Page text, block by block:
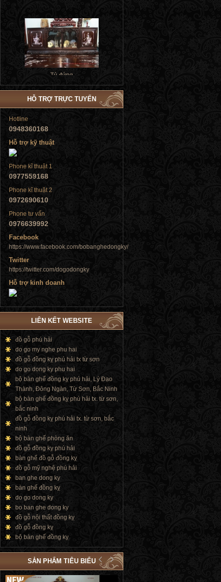
Tủ đứng
Tủ đứng
Tủ đứng
Tủ đứng
Tủ đứng
HỖ TRỢ TRỰC TUYẾN
Hotline
0948360168
Hỗ trợ kỹ thuật
Phone kĩ thuật 1
0977559168
Phone kĩ thuật 2
0972690610
Phone tư vấn
0976639992
Facebook
https://www.facebook.com/bobanghedongky/
Twitter
https://twitter.com/dogodongky
Hỗ trợ kinh doanh
LIÊN KẾT WEBSITE
đồ gỗ phú hải
do go my nghe phu hai
đồ gỗ đồng kỵ phú hải tx từ sơn
do go dong ky phu hai
bộ bàn ghế đồng kỵ phú hải, Lý Đạo
Thành, Đông Ngàn, Từ Sơn, Bắc Ninh
bộ bàn ghế đồng kỵ phú hải tx. từ sơn,
bắc ninh
đồ gỗ đồng kỵ phú hải tx. từ sơn, bắc
ninh
bộ bàn ghế phòng ăn
đồ gỗ đồng kỵ phú hải
bàn ghế đồ gỗ đồng kỵ
đồ gỗ mỹ nghệ phú hải
ban ghe dong ky
bàn ghế đồng kỵ
do go dong ky
bo ban ghe dong ky
đồ gỗ nội thất đồng kỵ
đồ gỗ đồng kỵ
bộ bàn ghế đồng kỵ
SẢN PHẨM TIÊU BIỂU